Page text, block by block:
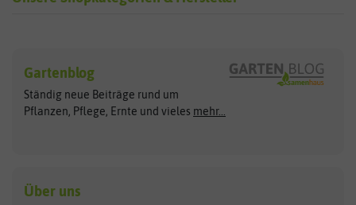
Exotische Samen
Gemüsesamen
Gründünger
Kräutersamen
Arche Noah
ASB Greenworld
Benary
Clever Pots
COMPO
Gartenblog
Ständig neue Beiträge rund um
Pflanzen, Pflege, Ernte und vieles mehr...
Über uns